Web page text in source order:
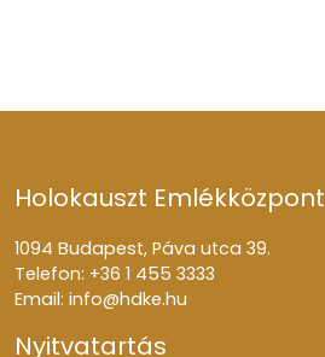
Holokauszt Emlékközpont
1094 Budapest, Páva utca 39.
Telefon: +36 1 455 3333
Email: info@hdke.hu
Nyitvatartás